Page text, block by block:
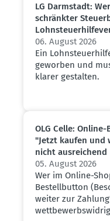
LG Darmstadt:
schränkter
06. August 2026
Ein
geworben und
klarer gestalten.
OLG Celle:
"Jetzt kaufen und
nicht ausrei­chend
05. August 2026
Wer im Online-
Bestellbutton
weiter zur